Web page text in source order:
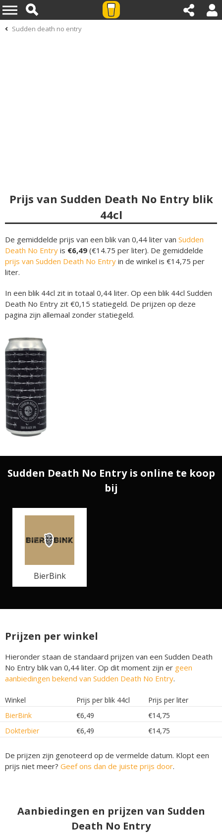
Sudden death no entry
Prijs van Sudden Death No Entry blik
44cl
De gemiddelde prijs van een blik van 0,44 liter van Sudden
Death No Entry is €6,49 (€14.75 per liter). De gemiddelde
prijs van Sudden Death No Entry in de winkel is €14,75 per
liter.
In een blik 44cl zit in totaal 0,44 liter. Op een blik 44cl Sudden
Death No Entry zit €0,15 statiegeld. De prijzen op deze
pagina zijn allemaal zonder statiegeld.
Sudden Death No Entry is online te koop
bij
BierBink
Prijzen per winkel
Hieronder staan de standaard prijzen van een Sudden Death
No Entry blik van 0,44 liter. Op dit moment zijn er geen
aanbiedingen bekend van Sudden Death No Entry.
Winkel Prijs per blik 44cl
Prijs per liter
BierBink
€6,49
€14,75
Dokterbier
€6,49 €14,75
De prijzen zijn genoteerd op de vermelde datum. Klopt een
prijs niet meer? Geef ons dan de juiste prijs door.
Aanbiedingen en prijzen van Sudden
Death No Entry